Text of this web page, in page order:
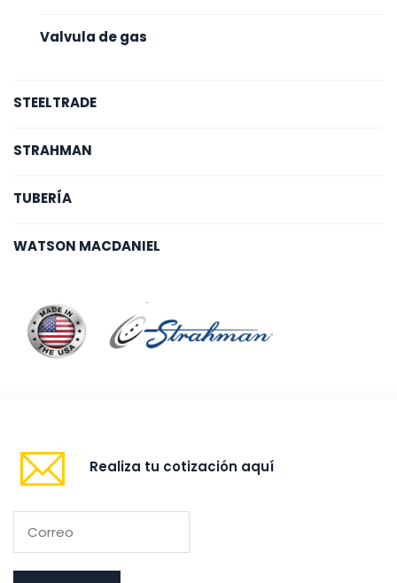
Valvula de gas
STEELTRADE
STRAHMAN
TUBERÍA
WATSON MACDANIEL
Realiza tu cotización aquí